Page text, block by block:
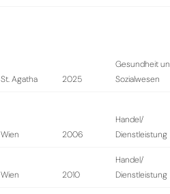
St. Agatha 2025
Gesundheit
Sozialwesen
Wien 2006
Handel/
Dienstleistung
Wien 2010
Handel/
Dienstleistung